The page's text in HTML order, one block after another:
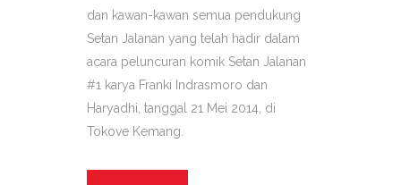
dan kawan-kawan semua pendukung
Setan Jalanan yang telah hadir dalam
acara peluncuran komik Setan Jalanan
#1 karya Franki Indrasmoro dan
Haryadhi, tanggal 21 Mei 2014, di
Tokove Kemang.